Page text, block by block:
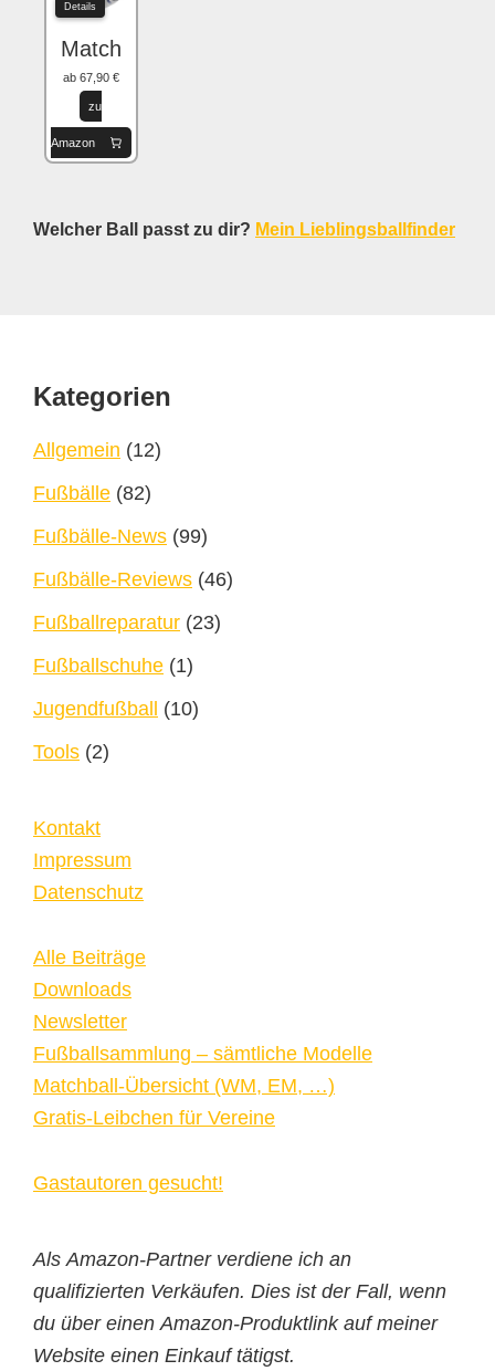
Details
Match
ab 67,90 €
zu
Amazon
Welcher Ball passt zu dir? Mein Lieblingsballfinder
Footer
Kategorien
Allgemein (12)
Fußbälle (82)
Fußbälle-News (99)
Fußbälle-Reviews (46)
Fußballreparatur (23)
Fußballschuhe (1)
Jugendfußball
(10)
Tools (2)
Kontakt
Impressum
Datenschutz
Alle Beiträge
Downloads
Newsletter
Fußballsammlung – sämtliche Modelle
Matchball-Übersicht (WM, EM, …)
Gratis-Leibchen für Vereine
Gastautoren gesucht!
Als Amazon-Partner verdiene ich an
qualifizierten Verkäufen. Dies ist der Fall, wenn
du über einen Amazon-Produktlink auf meiner
Website einen Einkauf tätigst.